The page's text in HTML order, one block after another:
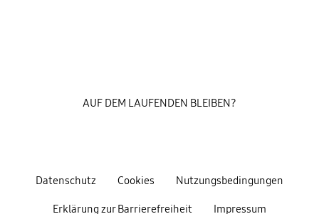
Datenschutz Cookies Nutzungsbedingungen
Erklärung zur Barrierefreiheit Impressum
AUF DEM LAUFENDEN BLEIBEN?